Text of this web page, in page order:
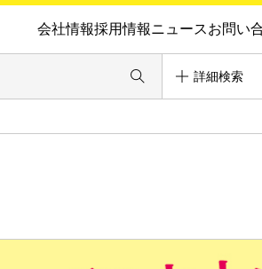
会社情報採用情報ニュースお問い
詳細検索